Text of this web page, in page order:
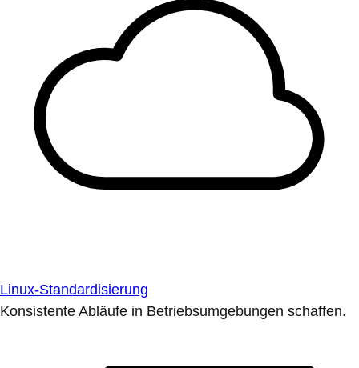
Linux-Standardisierung
Konsistente Abläufe in Betriebsumgebungen schaffen.